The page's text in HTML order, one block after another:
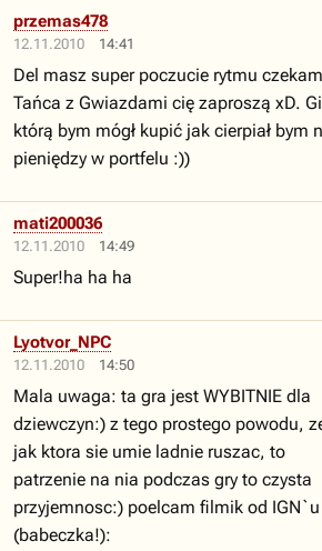
12.11.2010 14:41
przemas478
Del masz super poczucie rytmu
Tańca z Gwiazdami cię zaproszą xD.
którą bym mógł kupić jak cierpiał bym
pieniędzy w portfelu :))
12.11.2010 14:49
mati200036
Super!ha ha ha
12.11.2010 14:50
Lyotvor_NPC
Mala uwaga: ta gra jest WYBITNIE dla
dziewczyn:) z tego prostego powodu,
jak ktora sie umie ladnie ruszac, to
patrzenie na nia podczas gry to czysta
przyjemnosc:) poelcam filmik od IGN`u
(babeczka!):